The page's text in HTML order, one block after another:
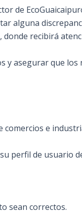
de
alguna
recibirá
asegurar que
e
perfil de usuario
sean correctos.